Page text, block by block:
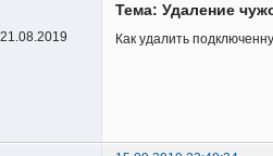
21.08.2019
Тема: Удаление
Как удалить